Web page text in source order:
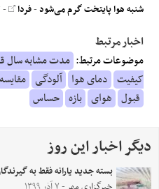
شنبه هوا پایتخت گرم‌ می‌شود-فردا - ۷ آذر ۱۳۹۹
اخبار مرتبط
موضوعات مرتبط: مدت مشابه سال
کیفیت دمای هوا آلودگی مقایسه
قبول هوای بازه حساس
دیگر اخبار این روز
بسته جدید یارانه فقط به